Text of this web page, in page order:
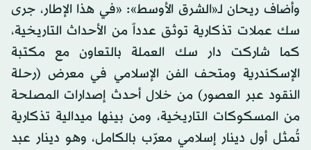
وأضاف ريحان لـ«الشرق الأوسط»: «في هذا الإطار، جرى
سك عملات تذكارية توثق عدداً من الأحداث التاريخية،
كما شاركت دار سك العملة بالتعاون مع مكتبة
الإسكندرية ومتحف الفن الإسلامي في معرض (رحلة
النقود عبر العصور) من خلال أحدث إصدارات المصلحة
من المسكوكات التاريخية، ومن بينها ميدالية تذكارية
تُمثل أول دينار إسلامي معرّب بالكامل، وهو دينار عبد